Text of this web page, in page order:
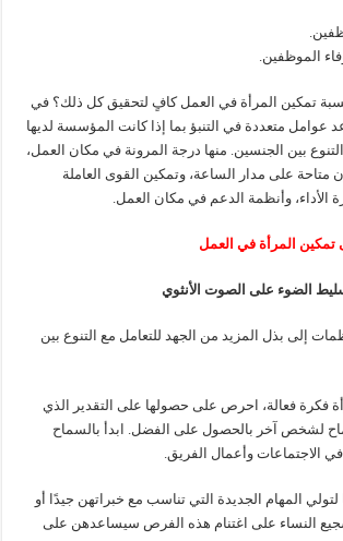
الموظفين.
تمكين المرأة في العمل كافٍ لتحقيق كل ذلك؟ في
عوامل متعددة في التنبؤ بما إذا كانت المؤسسة لديها
بين الجنسين. منها درجة المرونة في مكان العمل،
متاحة على مدار الساعة، وتمكين القوى العاملة
الأداء، وأنظمة الدعم في مكان العمل.
إلى بذل المزيد من الجهد للتعامل مع التنوع بين
فكرة فعالة، احرص على حصولها على التقدير الذي
لشخص آخر بالحصول على الفضل. ابدأ بالسماح
في الاجتماعات وأعمال الفريق.
المهام الجديدة التي تناسب مع خبراتهن جيدًا أو
النساء على اغتنام هذه الفرص سيساعدهن على